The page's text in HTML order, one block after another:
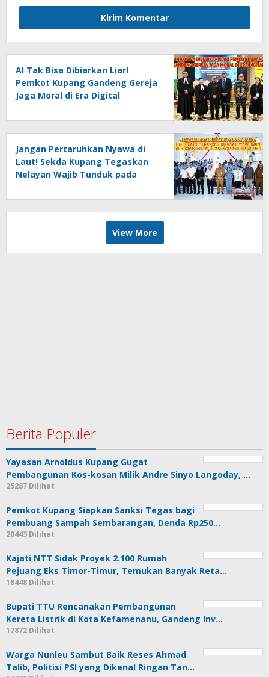
AI Tak Bisa Dibiarkan Liar!
Pemkot Kupang Gandeng Gereja
Jaga Moral di Era Digital
Jangan Pertaruhkan Nyawa di
Laut! Sekda Kupang Tegaskan
Nelayan Wajib Tunduk pada
Hasil
View More
Berita Populer
Yayasan Arnoldus Kupang Gugat
Pembangunan Kos-kosan Milik Andre Sinyo Langoday, …
25287 Dilihat
Pemkot Kupang Siapkan Sanksi Tegas bagi
Pembuang Sampah Sembarangan, Denda Rp250…
20443 Dilihat
Kajati NTT Sidak Proyek 2.100 Rumah
Pejuang Eks Timor-Timur, Temukan Banyak Reta…
18448 Dilihat
Bupati TTU Rencanakan Pembangunan
Kereta Listrik di Kota Kefamenanu, Gandeng Inv…
17872 Dilihat
Warga Nunleu Sambut Baik Reses Ahmad
Talib, Politisi PSI yang Dikenal Ringan Tan…